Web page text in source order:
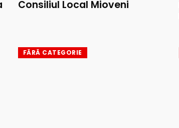
Consiliul Local Mioveni
FĂRĂ CATEGORIE